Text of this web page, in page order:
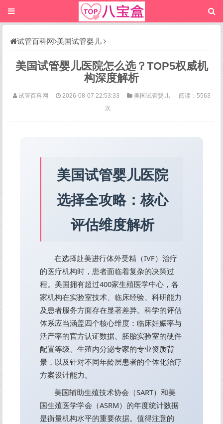
试管百科网 美国试管婴儿
美国试管婴儿医院怎么选？TOP5权威机
构深度解析
试管百科网 2026-08-07 22:53:33 美国试管婴儿
阅读：5563
次
美国试管婴儿医院
选择全攻略：核心
评估维度解析
在选择赴美进行体外受精（IVF）治疗
的医疗机构时，患者面临着复杂的决策过
程。美国拥有超过400家生殖医学中心，各
家机构在实验室技术、临床经验、科研能力
及患者服务方面存在显著差异。科学的评估
体系应当涵盖四个核心维度：临床妊娠率与
活产率的官方认证数据、胚胎实验室的硬件
配置等级、生殖内分泌专家的专业资质背
景，以及针对不同年龄层患者的个体化治疗
方案设计能力。
美国辅助生殖技术协会（SART）和美
国生殖医学学会（ASRM）的年度统计数据
是衡量机构水平的重要依据。值得注意的